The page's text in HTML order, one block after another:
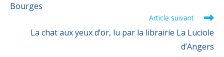
Bourges
Article suivant
La chat aux yeux d’or, lu par la librairie La Luciole
d’Angers